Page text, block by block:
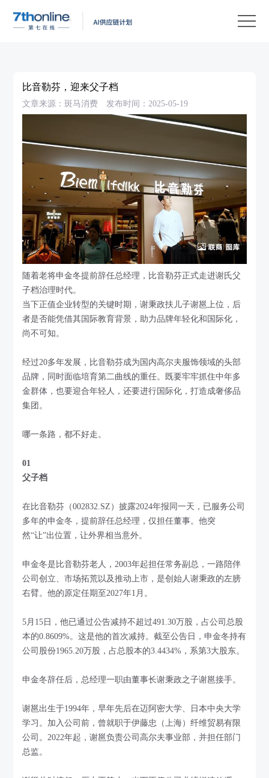
比音勒芬，迎来父子档
文章来源：斑马消费 发布时间：2025-05-19
随着老将申金冬提前辞任总经理，比音勒芬正式走进谢氏父
子档治理时代。
当下正值企业转型的关键时期，谢秉政扶儿子谢邕上位，后
者是否能凭借其国际教育背景，助力品牌年轻化和国际化，
尚不可知。
经过20多年发展，比音勒芬成为国内高尔夫服饰领域的头部
品牌，同时面临培育第二曲线的重任。既要牢牢抓住中年多
金群体，也要迎合年轻人，还要进行国际化，打造成奢侈品
集团。
哪一条路，都不好走。
01
父子档
在比音勒芬（002832.SZ）披露2024年报同一天，已服务公司
多年的申金冬，提前辞任总经理，仅担任董事。他突
然“让”出位置，让外界相当意外。
申金冬是比音勒芬老人，2003年起担任常务副总，一路陪伴
公司创立、市场拓荒以及推动上市，是创始人谢秉政的左膀
右臂。他的原定任期至2027年1月。
5月15日，他已通过公告减持不超过491.30万股，占公司总股
本的0.8609%。这是他的首次减持。截至公告日，申金冬持有
公司股份1965.20万股，占总股本的3.4434%，系第3大股东。
申金冬辞任后，总经理一职由董事长谢秉政之子谢邕接手。
谢邕出生于1994年，早年先后在迈阿密大学、日本中央大学
学习。加入公司前，曾就职于伊藤忠（上海）纤维贸易有限
公司。2022年起，谢邕负责公司高尔夫事业部，并担任部门
总监。